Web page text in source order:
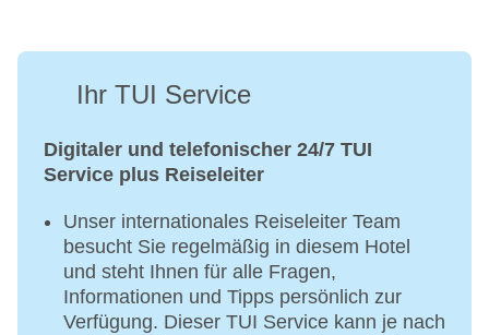
Ihr TUI Service
Digitaler und telefonischer 24/7 TUI
Service plus Reiseleiter
Unser internationales Reiseleiter Team
besucht Sie regelmäßig in diesem Hotel
und steht Ihnen für alle Fragen,
Informationen und Tipps persönlich zur
Verfügung. Dieser TUI Service kann je nach